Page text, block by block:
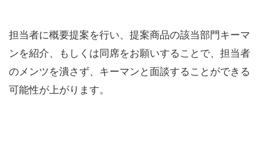
担当者に概要提案を行い、提案商品の該当部門キーマ
ンを紹介、もしくは同席をお願いすることで、担当者
のメンツを潰さず、キーマンと面談することができる
可能性が上がります。